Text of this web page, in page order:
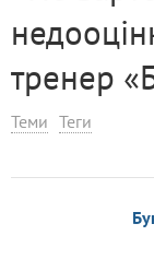
тренер
Теми Теги